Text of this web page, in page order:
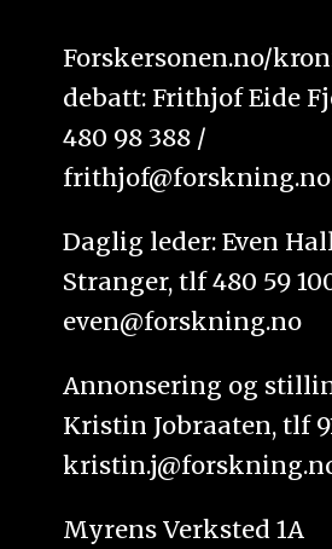
Forskersonen.no/
debatt: Frithjof Eide
480 98 388 /
frithjof@forskning.no
Daglig leder: Even
Stranger, tlf 480 59
even@forskning.no
Annonsering og
Kristin Jobraaten, tlf
Myrens Verksted 1A